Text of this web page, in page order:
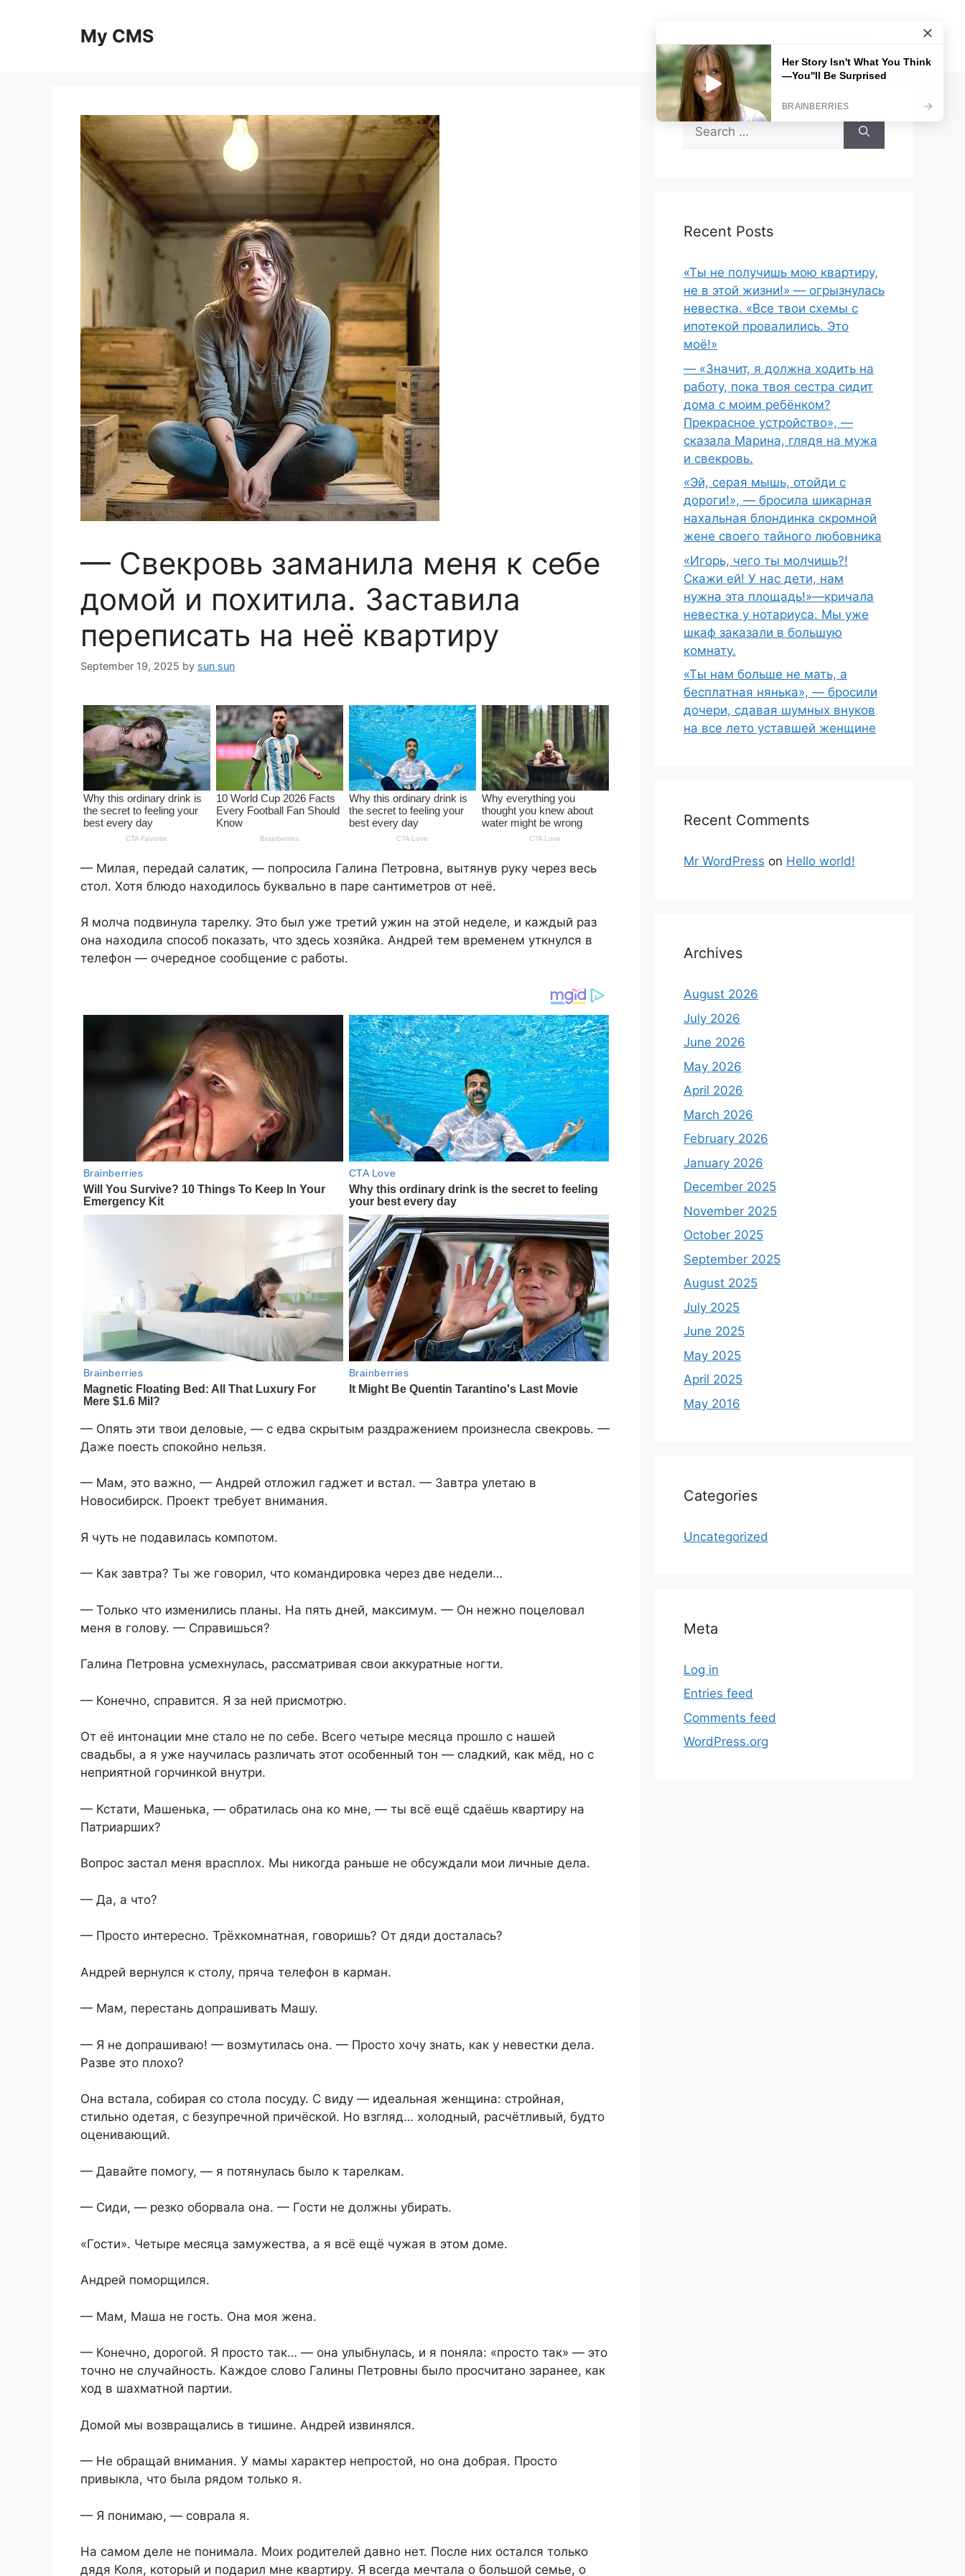
My CMS
— Свекровь заманила меня к себе
домой и похитила. Заставила
переписать на неё квартиру
September 19, 2025 by sun sun
— Милая, передай салатик, — попросила Галина Петровна, вытянув руку через весь
стол. Хотя блюдо находилось буквально в паре сантиметров от неё.
Я молча подвинула тарелку. Это был уже третий ужин на этой неделе, и каждый раз
она находила способ показать, что здесь хозяйка. Андрей тем временем уткнулся в
телефон — очередное сообщение с работы.
— Опять эти твои деловые, — с едва скрытым раздражением произнесла свекровь. —
Даже поесть спокойно нельзя.
— Мам, это важно, — Андрей отложил гаджет и встал. — Завтра улетаю в
Новосибирск. Проект требует внимания.
Я чуть не подавилась компотом.
— Как завтра? Ты же говорил, что командировка через две недели…
— Только что изменились планы. На пять дней, максимум. — Он нежно поцеловал
меня в голову. — Справишься?
Галина Петровна усмехнулась, рассматривая свои аккуратные ногти.
— Конечно, справится. Я за ней присмотрю.
От её интонации мне стало не по себе. Всего четыре месяца прошло с нашей
свадьбы, а я уже научилась различать этот особенный тон — сладкий, как мёд, но с
неприятной горчинкой внутри.
— Кстати, Машенька, — обратилась она ко мне, — ты всё ещё сдаёшь квартиру на
Патриарших?
Вопрос застал меня врасплох. Мы никогда раньше не обсуждали мои личные дела.
— Да, а что?
— Просто интересно. Трёхкомнатная, говоришь? От дяди досталась?
Андрей вернулся к столу, пряча телефон в карман.
— Мам, перестань допрашивать Машу.
— Я не допрашиваю! — возмутилась она. — Просто хочу знать, как у невестки дела.
Разве это плохо?
Она встала, собирая со стола посуду. С виду — идеальная женщина: стройная,
стильно одетая, с безупречной причёской. Но взгляд… холодный, расчётливый, будто
оценивающий.
— Давайте помогу, — я потянулась было к тарелкам.
— Сиди, — резко оборвала она. — Гости не должны убирать.
«Гости». Четыре месяца замужества, а я всё ещё чужая в этом доме.
Андрей поморщился.
— Мам, Маша не гость. Она моя жена.
— Конечно, дорогой. Я просто так… — она улыбнулась, и я поняла: «просто так» — это
точно не случайность. Каждое слово Галины Петровны было просчитано заранее, как
ход в шахматной партии.
Домой мы возвращались в тишине. Андрей извинялся.
— Не обращай внимания. У мамы характер непростой, но она добрая. Просто
привыкла, что была рядом только я.
— Я понимаю, — соврала я.
На самом деле не понимала. Моих родителей давно нет. После них остался только
дядя Коля, который и подарил мне квартиру. Я всегда мечтала о большой семье, о
Search
for:
Recent Posts
«Ты не получишь мою квартиру,
не в этой жизни!» — огрызнулась
невестка. «Все твои схемы с
ипотекой провалились. Это
моё!»
— «Значит, я должна ходить на
работу, пока твоя сестра сидит
дома с моим ребёнком?
Прекрасное устройство», —
сказала Марина, глядя на мужа
и свекровь.
«Эй, серая мышь, отойди с
дороги!», — бросила шикарная
нахальная блондинка скромной
жене своего тайного любовника
«Игорь, чего ты молчишь?!
Скажи ей! У нас дети, нам
нужна эта площадь!»—кричала
невестка у нотариуса. Мы уже
шкаф заказали в большую
комнату.
«Ты нам больше не мать, а
бесплатная нянька», — бросили
дочери, сдавая шумных внуков
на все лето уставшей женщине
Recent Comments
Mr WordPress on Hello world!
Archives
August 2026
July 2026
June 2026
May 2026
April 2026
March 2026
February 2026
January 2026
December 2025
November 2025
October 2025
September 2025
August 2025
July 2025
June 2025
May 2025
April 2025
May 2016
Categories
Uncategorized
Meta
Log in
Entries feed
Comments feed
WordPress.org